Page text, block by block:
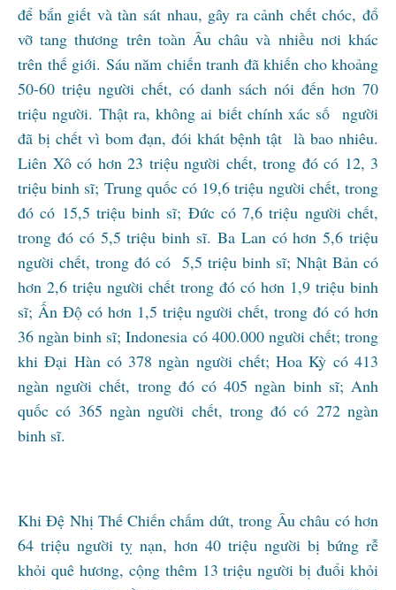
để bắn giết và tàn sát nhau, gây ra cảnh chết chóc, đổ
vỡ tang thương trên toàn Âu châu và nhiều nơi khác
trên thế giới. Sáu năm chiến tranh đã khiến cho khoảng
50-60 triệu người chết, có danh sách nói đến hơn 70
triệu người. Thật ra, không ai biết chính xác số người
đã bị chết vì bom đạn, đói khát bệnh tật là bao nhiêu.
Liên Xô có hơn 23 triệu người chết, trong đó có 12, 3
triệu binh sĩ; Trung quốc có 19,6 triệu người chết, trong
đó có 15,5 triệu binh sĩ; Đức có 7,6 triệu người chết,
trong đó có 5,5 triệu binh sĩ. Ba Lan có hơn 5,6 triệu
người chết, trong đó có 5,5 triệu binh sĩ; Nhật Bản có
hơn 2,6 triệu người chết trong đó có hơn 1,9 triệu binh
sĩ; Ấn Độ có hơn 1,5 triệu người chết, trong đó có hơn
36 ngàn binh sĩ; Indonesia có 400.000 người chết; trong
khi Đại Hàn có 378 ngàn người chết; Hoa Kỳ có 413
ngàn người chết, trong đó có 405 ngàn binh sĩ; Anh
quốc có 365 ngàn người chết, trong đó có 272 ngàn
binh sĩ.
Khi Đệ Nhị Thế Chiến chấm dứt, trong Âu châu có hơn
64 triệu người tỵ nạn, hơn 40 triệu người bị bứng rễ
khỏi quê hương, cộng thêm 13 triệu người bị đuổi khỏi